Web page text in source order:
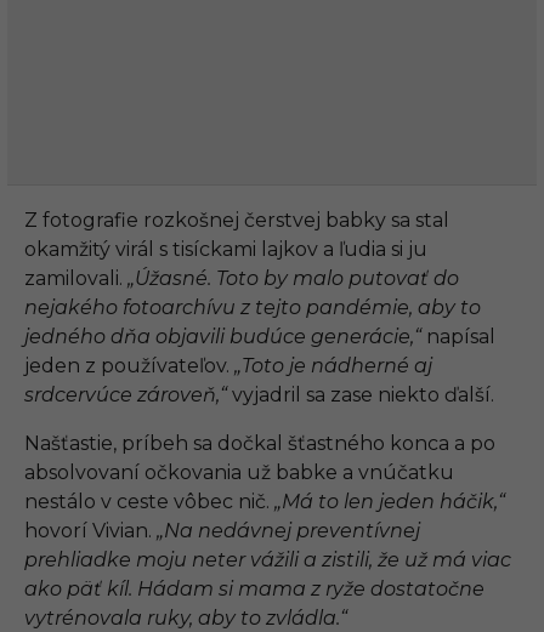
Z fotografie rozkošnej čerstvej babky sa stal
okamžitý virál s tisíckami lajkov a ľudia si ju
zamilovali. „Úžasné. Toto by malo putovať do
nejakého fotoarchívu z tejto pandémie, aby to
jedného dňa objavili budúce generácie,“napísal
jeden z používateľov. „Toto je nádherné aj
srdcervúce zároveň,“vyjadril sa zase niekto ďalší.
Našťastie, príbeh sa dočkal šťastného konca a po
absolvovaní očkovania už babke a vnúčatku
nestálo v ceste vôbec nič. „Má to len jeden háčik,“
hovorí Vivian. „Na nedávnej preventívnej
prehliadke moju neter vážili a zistili, že už má viac
ako päť kíl. Hádam si mama z ryže dostatočne
vytrénovala ruky, aby to zvládla.“